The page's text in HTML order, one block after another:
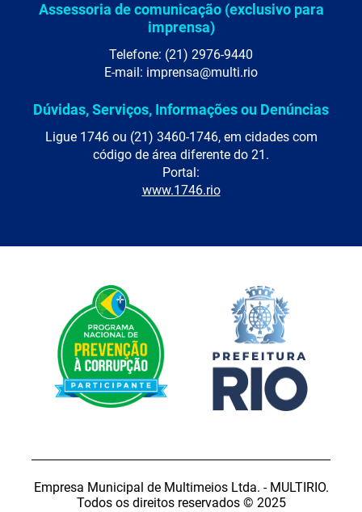
Assessoria de comunicação (exclusivo para
imprensa)
Telefone: (21) 2976-9440
E-mail: imprensa@multi.rio
Dúvidas, Serviços, Informações ou Denúncias
Ligue 1746 ou (21) 3460-1746, em cidades com
código de área diferente do 21.
Portal:
www.1746.rio
Empresa Municipal de Multimeios Ltda. - MULTIRIO.
Todos os direitos reservados © 2025